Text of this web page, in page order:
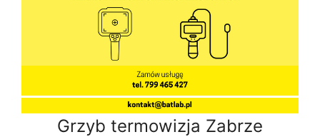
Grzyb termowizja Zabrze